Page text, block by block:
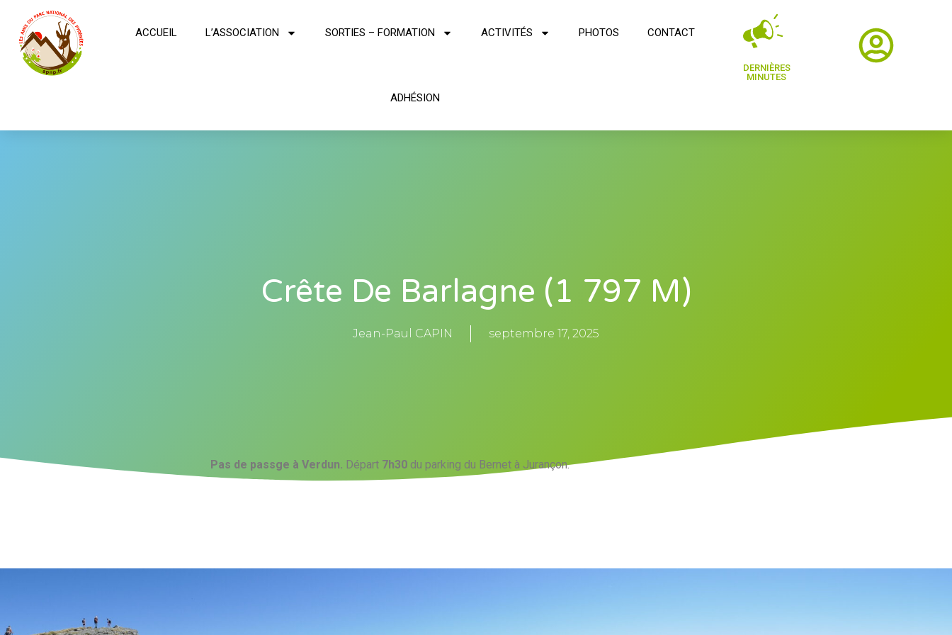
ACCUEIL L’ASSOCIATION SORTIES – FORMATION ACTIVITÉS PHOTOS CONTACT
ADHÉSION
DERNIÈRES
MINUTES
Crête De Barlagne (1 797 M)
Jean-Paul CAPIN septembre 17, 2025
Pas de passge à Verdun. Départ 7h30 du parking du Bernet à Jurançon.